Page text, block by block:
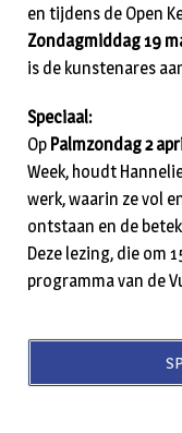
en tijdens de Open
Zondagmiddag 19
is de kunstenares
Speciaal:
Op Palmzondag 2
Week, houdt
werk, waarin ze vol
ontstaan en de
Deze lezing, die om
programma van de